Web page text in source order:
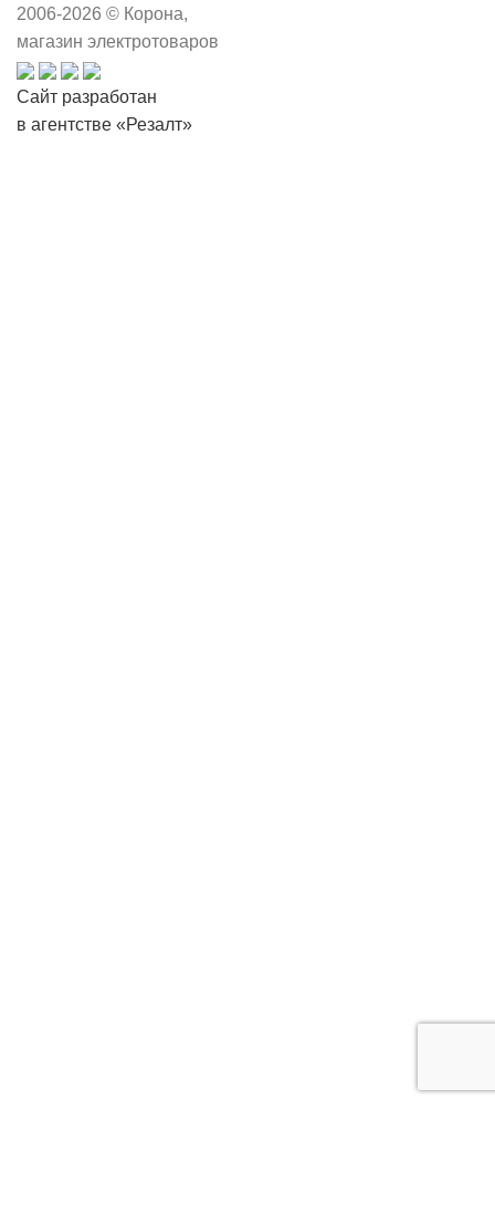
2006-2026 © Корона,
магазин электротоваров
Сайт разработан
в агентстве «Резалт»